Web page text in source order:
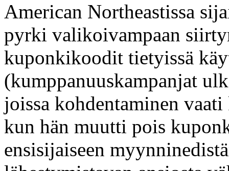
American Northeastissa
pyrki valikoivampaan
kuponkikoodit tietyissä
(kumppanuuskampanjat
joissa kohdentaminen
kun hän muutti pois
ensisijaiseen